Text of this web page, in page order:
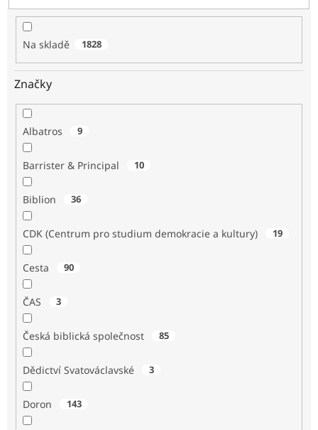
Na skladě 1828
Značky
Albatros 9
Barrister & Principal 10
Biblion 36
CDK (Centrum pro studium demokracie a kultury) 19
Cesta 90
ČAS 3
Česká biblická společnost 85
Dědictví Svatováclavské 3
Doron 143